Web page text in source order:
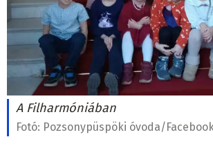
A Filharmóniában
Fotó: Pozsonypüspöki óvoda/